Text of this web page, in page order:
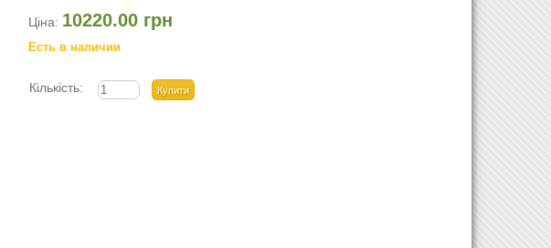
Ціна: 10220.00 грн
Есть в наличии
Кількість: